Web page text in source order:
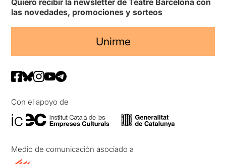
Quiero recibir la newsletter de Teatre Barcelona con
las novedades, promociones y sorteos
Unirme
Con el apoyo de
Medio de comunicación asociado a